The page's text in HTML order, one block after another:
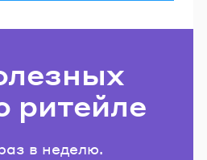
ритейле
в неделю.